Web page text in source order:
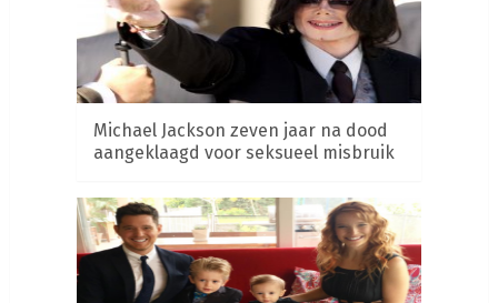
Michael Jackson zeven jaar na dood
aangeklaagd voor seksueel misbruik